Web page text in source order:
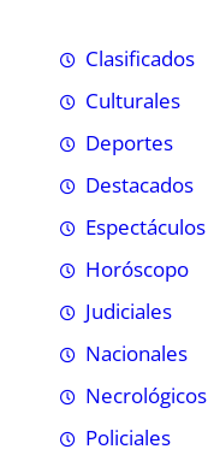
Clasificados
Culturales
Deportes
Destacados
Espectáculos
Horóscopo
Judiciales
Nacionales
Necrológicos
Policiales